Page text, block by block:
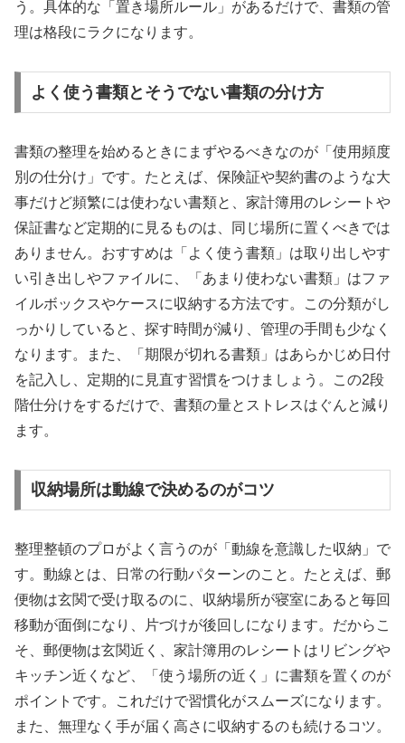
う。具体的な「置き場所ルール」があるだけで、書類の管
理は格段にラクになります。
よく使う書類とそうでない書類の分け方
書類の整理を始めるときにまずやるべきなのが「使用頻度
別の仕分け」です。たとえば、保険証や契約書のような大
事だけど頻繁には使わない書類と、家計簿用のレシートや
保証書など定期的に見るものは、同じ場所に置くべきでは
ありません。おすすめは「よく使う書類」は取り出しやす
い引き出しやファイルに、「あまり使わない書類」はファ
イルボックスやケースに収納する方法です。この分類がし
っかりしていると、探す時間が減り、管理の手間も少なく
なります。また、「期限が切れる書類」はあらかじめ日付
を記入し、定期的に見直す習慣をつけましょう。この2段
階仕分けをするだけで、書類の量とストレスはぐんと減り
ます。
収納場所は動線で決めるのがコツ
整理整頓のプロがよく言うのが「動線を意識した収納」で
す。動線とは、日常の行動パターンのこと。たとえば、郵
便物は玄関で受け取るのに、収納場所が寝室にあると毎回
移動が面倒になり、片づけが後回しになります。だからこ
そ、郵便物は玄関近く、家計簿用のレシートはリビングや
キッチン近くなど、「使う場所の近く」に書類を置くのが
ポイントです。これだけで習慣化がスムーズになります。
また、無理なく手が届く高さに収納するのも続けるコツ。